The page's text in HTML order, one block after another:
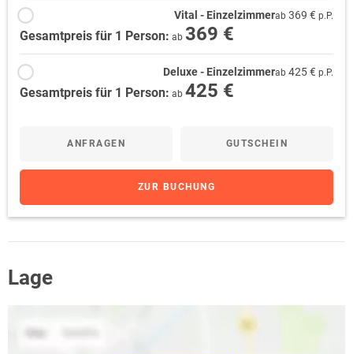
Vital - Einzelzimmerab 369 € p.P.
Gesamtpreis für 1 Person: ab 369 €
Deluxe - Einzelzimmerab 425 € p.P.
Gesamtpreis für 1 Person: ab 425 €
ANFRAGEN GUTSCHEIN
ZUR BUCHUNG
Lage